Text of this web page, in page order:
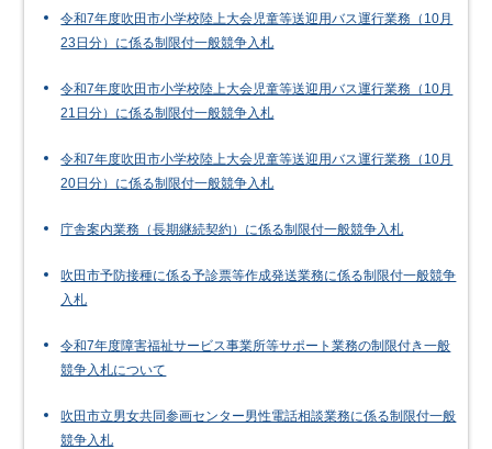
令和7年度吹田市小学校陸上大会児童等送迎用バス運行業務（10月
23日分）に係る制限付一般競争入札
令和7年度吹田市小学校陸上大会児童等送迎用バス運行業務（10月
21日分）に係る制限付一般競争入札
令和7年度吹田市小学校陸上大会児童等送迎用バス運行業務（10月
20日分）に係る制限付一般競争入札
庁舎案内業務（長期継続契約）に係る制限付一般競争入札
吹田市予防接種に係る予診票等作成発送業務に係る制限付一般競争
入札
令和7年度障害福祉サービス事業所等サポート業務の制限付き一般
競争入札について
吹田市立男女共同参画センター男性電話相談業務に係る制限付一般
競争入札